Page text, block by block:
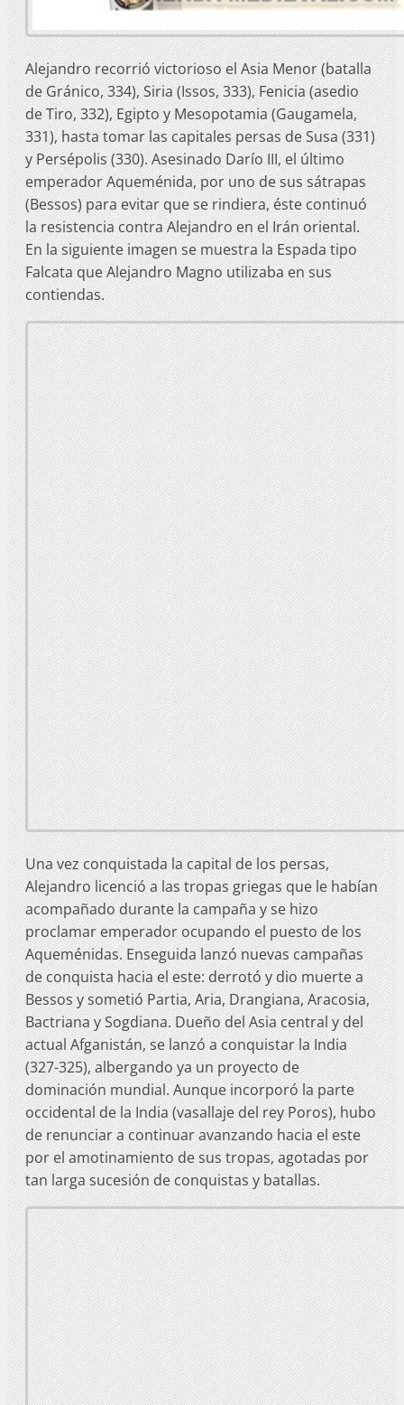
Alejandro recorrió victorioso el Asia Menor (batalla
de Gránico, 334), Siria (Issos, 333), Fenicia (asedio
de Tiro, 332), Egipto y Mesopotamia (Gaugamela,
331), hasta tomar las capitales persas de Susa (331)
y Persépolis (330). Asesinado Darío III, el último
emperador Aqueménida, por uno de sus sátrapas
(Bessos) para evitar que se rindiera, éste continuó
la resistencia contra Alejandro en el Irán oriental.
En la siguiente imagen se muestra la Espada tipo
Falcata que Alejandro Magno utilizaba en sus
contiendas.
Una vez conquistada la capital de los persas,
Alejandro licenció a las tropas griegas que le habían
acompañado durante la campaña y se hizo
proclamar emperador ocupando el puesto de los
Aqueménidas. Enseguida lanzó nuevas campañas
de conquista hacia el este: derrotó y dio muerte a
Bessos y sometió Partia, Aria, Drangiana, Aracosia,
Bactriana y Sogdiana. Dueño del Asia central y del
actual Afganistán, se lanzó a conquistar la India
(327-325), albergando ya un proyecto de
dominación mundial. Aunque incorporó la parte
occidental de la India (vasallaje del rey Poros), hubo
de renunciar a continuar avanzando hacia el este
por el amotinamiento de sus tropas, agotadas por
tan larga sucesión de conquistas y batallas.